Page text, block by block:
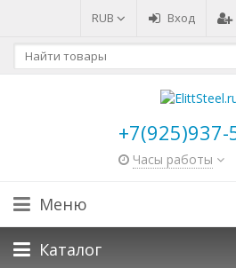
RUB Вход
+7(925)937-
Часы работы
Меню
Каталог